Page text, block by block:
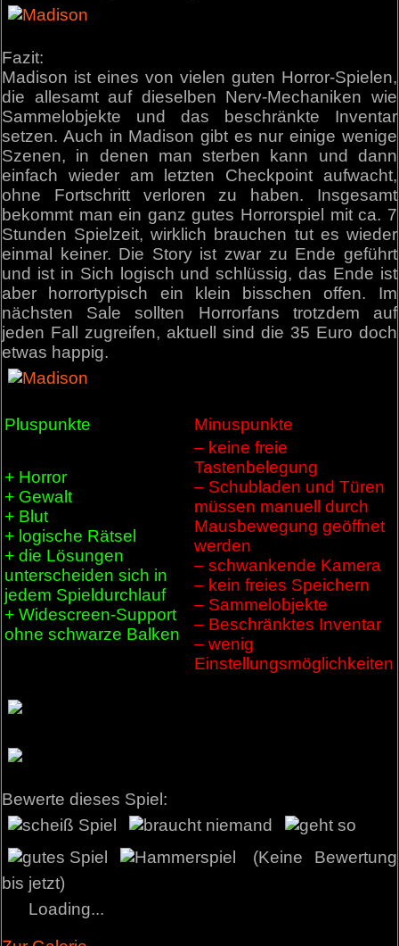
Fazit:
Madison ist eines von vielen guten Horror-Spielen,
die allesamt auf dieselben Nerv-Mechaniken wie
Sammelobjekte und das beschränkte Inventar
setzen. Auch in Madison gibt es nur einige wenige
Szenen, in denen man sterben kann und dann
einfach wieder am letzten Checkpoint aufwacht,
ohne Fortschritt verloren zu haben. Insgesamt
bekommt man ein ganz gutes Horrorspiel mit ca. 7
Stunden Spielzeit, wirklich brauchen tut es wieder
einmal keiner. Die Story ist zwar zu Ende geführt
und ist in Sich logisch und schlüssig, das Ende ist
aber horrortypisch ein klein bisschen offen. Im
nächsten Sale sollten Horrorfans trotzdem auf
jeden Fall zugreifen, aktuell sind die 35 Euro doch
etwas happig.
Pluspunkte Minuspunkte
+ Horror
+ Gewalt
+ Blut
+ logische Rätsel
+ die Lösungen
unterscheiden sich in
jedem Spieldurchlauf
+ Widescreen-Support
ohne schwarze Balken
– keine freie
Tastenbelegung
– Schubladen und Türen
müssen manuell durch
Mausbewegung geöffnet
werden
– schwankende Kamera
– kein freies Speichern
– Sammelobjekte
– Beschränktes Inventar
– wenig
Einstellungsmöglichkeiten
Bewerte dieses Spiel:
(Keine Bewertung
bis jetzt)
Loading...